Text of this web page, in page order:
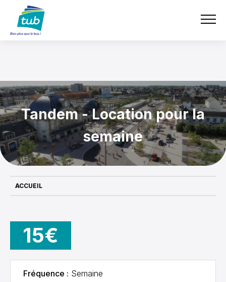
contenu
TUB
e-boutique
Tandem - Location pour la
semaine
ACCUEIL
15€
Fréquence : Semaine